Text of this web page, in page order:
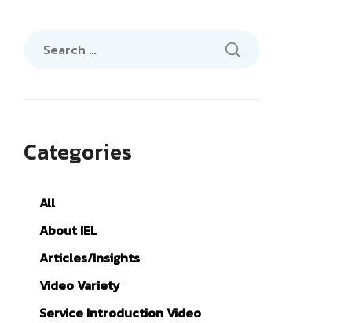
Categories
All
About IEL
Articles/Insights
Video Variety
Service Introduction Video